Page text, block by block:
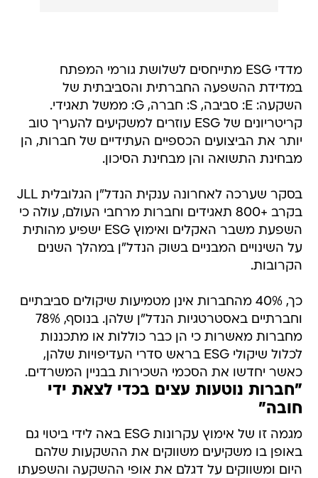
מדדי ESG מתייחסים לשלושת גורמי המפתח
במדידת ההשפעה החברתית והסביבתית של
השקעה: E: סביבה, S: חברה, G: ממשל תאגידי.
קריטריונים של ESG עוזרים למשקיעים להעריך טוב
יותר את הביצועים הכספיים העתידיים של חברות, הן
מבחינת התשואה והן מבחינת הסיכון.
בסקר שערכה לאחרונה ענקית הנדל"ן הגלובלית JLL
בקרב +800 תאגידים וחברות מרחבי העולם, עולה כי
השפעת משבר האקלים ואימוץ ESG ישפיע מהותית
על השינויים המבניים בשוק הנדל"ן במהלך השנים
הקרובות.
כך, 40% מהחברות אינן מטמיעות שיקולים סביבתיים
וחברתיים באסטרטגיות הנדל"ן שלהן. בנוסף, 78%
מחברות מאשרות כי הן כבר כוללות או מתכננות
לכלול שיקולי ESG בראש סדרי העדיפויות שלהן,
כאשר יחדשו את הסכמי השכירות בבניין המשרדים.
"חברות נוטעות עצים בכדי לצאת ידי
חובה"
מגמה זו של אימוץ עקרונות ESG באה לידי ביטוי גם
באופן בו משקיעים משווקים את ההשקעות שלהם
היום ומשווקים על דגלם את אופי ההשקעה והשפעתו